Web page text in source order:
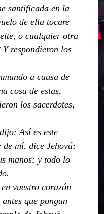
santificada en la
de ella tocare
o cualquier otra
respondieron los
a causa de
cosa de estas,
los sacerdotes,
Así es este
de mí, dice Jehová;
manos; y todo lo
vuestro corazón
que pongan